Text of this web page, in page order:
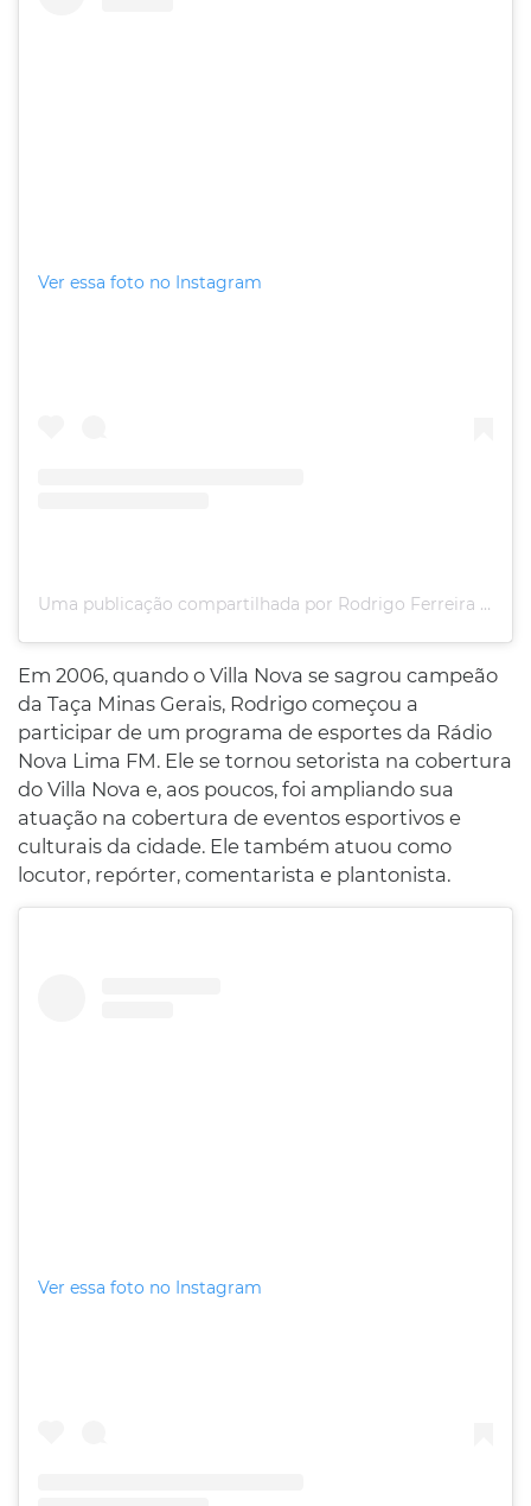
Ver essa foto no Instagram
Uma publicação compartilhada por Rodrigo Ferreira (@digovibrant)
Em 2006, quando o Villa Nova se sagrou campeão
da Taça Minas Gerais, Rodrigo começou a
participar de um programa de esportes da Rádio
Nova Lima FM. Ele se tornou setorista na cobertura
do Villa Nova e, aos poucos, foi ampliando sua
atuação na cobertura de eventos esportivos e
culturais da cidade. Ele também atuou como
locutor, repórter, comentarista e plantonista.
Ver essa foto no Instagram